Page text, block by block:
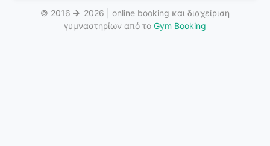
© 2016
2026 | online booking και διαχείριση
γυμναστηρίων από το Gym Booking